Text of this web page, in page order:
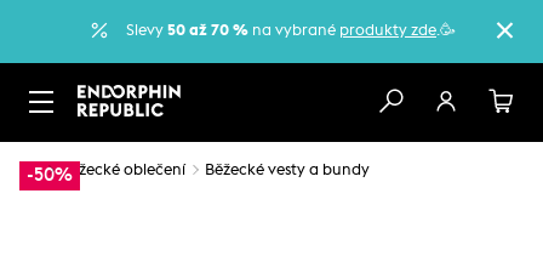
Slevy 50 až 70 % na vybrané produkty zde.🥳
-50%
… Běžecké oblečení Běžecké vesty a bundy